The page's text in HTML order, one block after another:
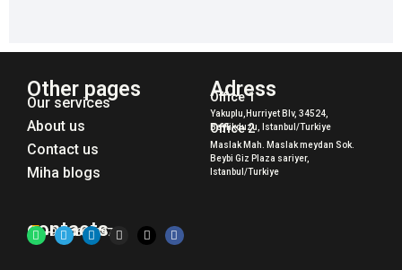
Other pages
Our services
About us
Contact us
Miha blogs
Adress
Office 1
Yakuplu,Hurriyet Blv, 34524,
Beylikduzu, Istanbul/Turkiye
Office 2
Maslak Mah. Maslak meydan Sok.
Beybi Giz Plaza sariyer,
Istanbul/Turkiye
contacts
+905469509770